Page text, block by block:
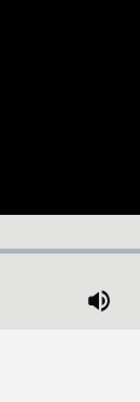
Mute